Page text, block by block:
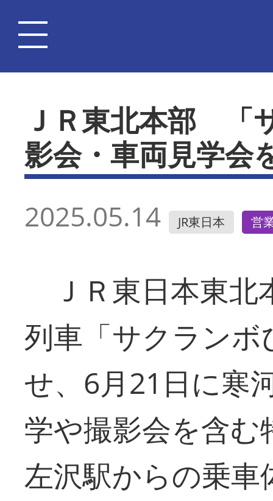
ＪＲ東北本部 「
影会・車両見学会
2025.05.14 JR東日本 営
ＪＲ東日本東北
列車「サクラン
せ、6月21日に寒
学や撮影会を含
左沢駅からの乗